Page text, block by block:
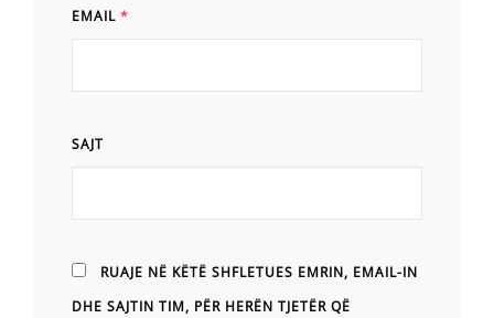
EMAIL *
SAJT
RUAJE NË KËTË SHFLETUES EMRIN, EMAIL-IN
DHE SAJTIN TIM, PËR HERËN TJETËR QË